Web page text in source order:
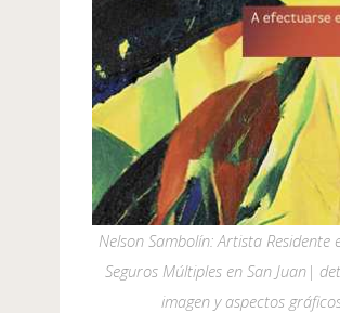
Nelson Sambolín: Artista
Seguros Múltiples en San Juan|
imagen y aspectos